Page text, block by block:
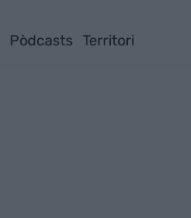
Pòdcasts Territori